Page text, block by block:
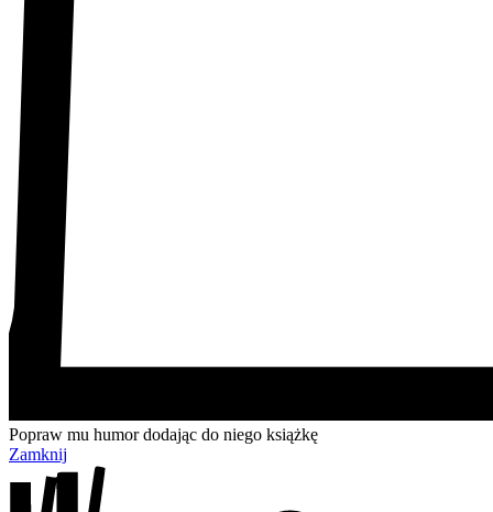
Popraw mu humor dodając do niego książkę
Zamknij
Przejdź
Przejdź
Przejdź
Przejdź